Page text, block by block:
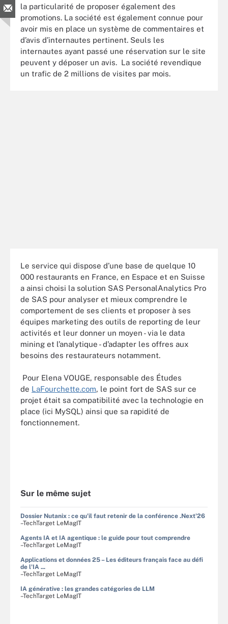
la particularité de proposer également des
promotions. La société est également connue pour
avoir mis en place un système de commentaires et
d’avis d’internautes pertinent. Seuls les
internautes ayant passé une réservation sur le site
peuvent y déposer un avis. La société revendique
un trafic de 2 millions de visites par mois.
Le service qui dispose d’une base de quelque 10
000 restaurants en France, en Espace et en Suisse
a ainsi choisi la solution SAS PersonalAnalytics Pro
de SAS pour analyser et mieux comprendre le
comportement de ses clients et proposer à ses
équipes marketing des outils de reporting de leur
activités et leur donner un moyen - via le data
mining et l’analytique - d’adapter les offres aux
besoins des restaurateurs notamment.
Pour Elena VOUGE, responsable des Études
de LaFourchette.com, le point fort de SAS sur ce
projet était sa compatibilité avec la technologie en
place (ici MySQL) ainsi que sa rapidité de
fonctionnement.
Sur le même sujet
Dossier Nutanix : ce qu'il faut retenir de la conférence .Next'26
–TechTarget LeMagIT
Agents IA et IA agentique : le guide pour tout comprendre
–TechTarget LeMagIT
Applications et données 25 – Les éditeurs français face au défi
de l'IA ...
–TechTarget LeMagIT
IA générative : les grandes catégories de LLM
–TechTarget LeMagIT